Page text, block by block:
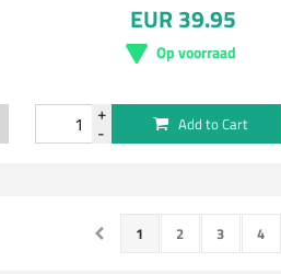
EUR 39.95
Op voorraad
Add to Cart
1 2 3 4